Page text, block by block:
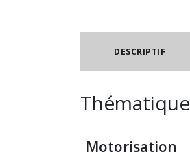
DESCRIPTIF
Thématique
Motorisation